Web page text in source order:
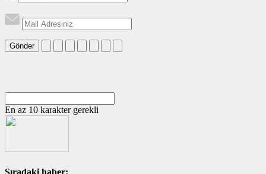
Gönder
En az 10 karakter gerekli
Sıradaki haber: